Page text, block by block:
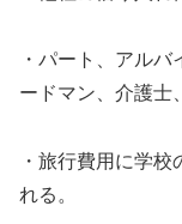
・パート、アル
ードマン、介護士
・旅行費用に学
れる。